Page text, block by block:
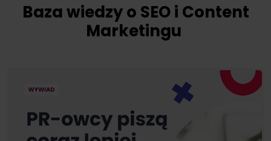
Baza wiedzy o SEO i Content
Marketingu